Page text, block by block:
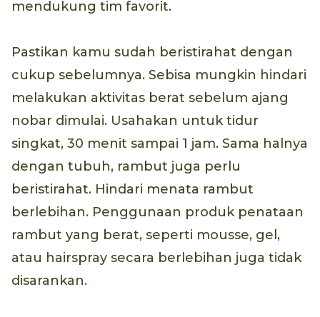
mendukung tim favorit.
Pastikan kamu sudah beristirahat dengan
cukup sebelumnya. Sebisa mungkin hindari
melakukan aktivitas berat sebelum ajang
nobar dimulai. Usahakan untuk tidur
singkat, 30 menit sampai 1 jam. Sama halnya
dengan tubuh, rambut juga perlu
beristirahat. Hindari menata rambut
berlebihan. Penggunaan produk penataan
rambut yang berat, seperti mousse, gel,
atau hairspray secara berlebihan juga tidak
disarankan.